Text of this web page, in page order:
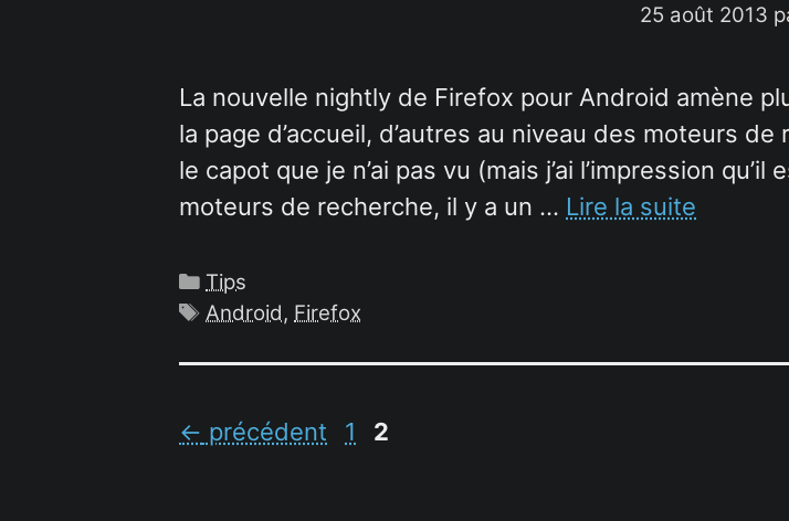
25 août 2013
La nouvelle nightly de Firefox pour Android amène
la page d’accueil, d’autres au niveau des moteurs
le capot que je n’ai pas vu (mais j’ai l’impression
moteurs de recherche, il y a un … Lire la suite
Catégories
Tips
Étiquettes
Android, Firefox
← précédent Page
1 Page
2